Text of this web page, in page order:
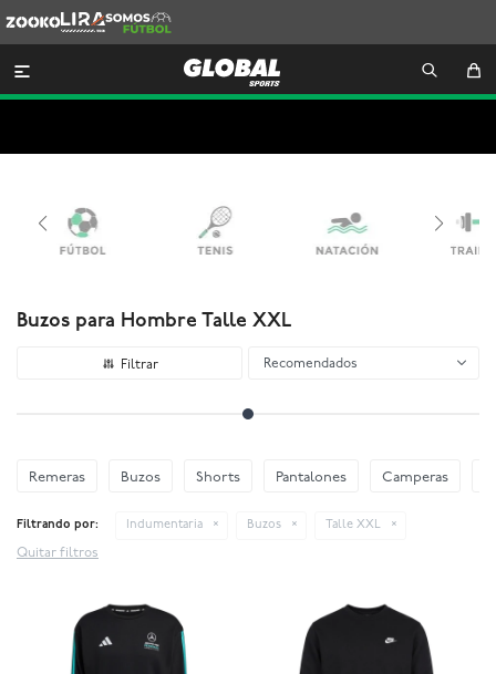
Lira
Somos
Futbol

Buzos para Hombre Talle XXL
Recomendados
Remeras Buzos Shorts Pantalones Camperas
Filtrando por: Indumentaria Buzos Talle XXL
Quitar filtros